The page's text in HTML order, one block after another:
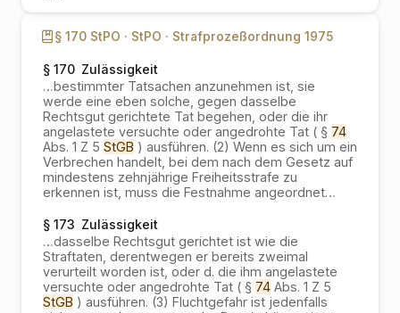
§ 170 StPO · StPO · Strafprozeßordnung 1975
§ 170 Zulässigkeit
…bestimmter Tatsachen anzunehmen ist, sie
werde eine eben solche, gegen dasselbe
Rechtsgut gerichtete Tat begehen, oder die ihr
angelastete versuchte oder angedrohte Tat ( § 74
Abs. 1 Z 5 StGB ) ausführen. (2) Wenn es sich um ein
Verbrechen handelt, bei dem nach dem Gesetz auf
mindestens zehnjährige Freiheitsstrafe zu
erkennen ist, muss die Festnahme angeordnet…
§ 173 Zulässigkeit
…dasselbe Rechtsgut gerichtet ist wie die
Straftaten, derentwegen er bereits zweimal
verurteilt worden ist, oder d. die ihm angelastete
versuchte oder angedrohte Tat ( § 74 Abs. 1 Z 5
StGB ) ausführen. (3) Fluchtgefahr ist jedenfalls